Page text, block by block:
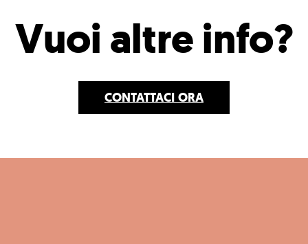
Vuoi altre info?
CONTATTACI ORA